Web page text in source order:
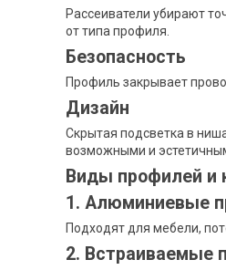
Рассеиватели убирают
от типа профиля.
Безопасность
Профиль закрывает
Дизайн
Скрытая подсветка в
возможными и
Виды профилей
1. Алюминиевые
Подходят для мебели,
2. Встраиваемые